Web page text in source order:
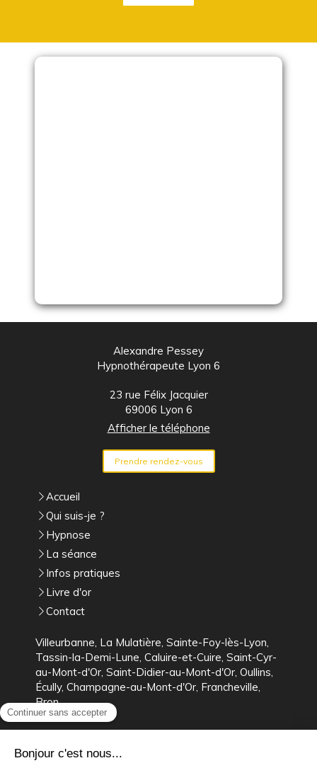
Alexandre Pessey
Hypnothérapeute Lyon 6
23 rue Félix Jacquier
69006 Lyon 6
Afficher le téléphone
Prendre rendez-vous
Accueil
Qui suis-je ?
Hypnose
La séance
Infos pratiques
Livre d'or
Contact
Villeurbanne, La Mulatière, Sainte-Foy-lès-Lyon,
Tassin-la-Demi-Lune, Caluire-et-Cuire, Saint-Cyr-
au-Mont-d'Or, Saint-Didier-au-Mont-d'Or, Oullins,
Écully, Champagne-au-Mont-d'Or, Francheville,
Bron
Mentions légales